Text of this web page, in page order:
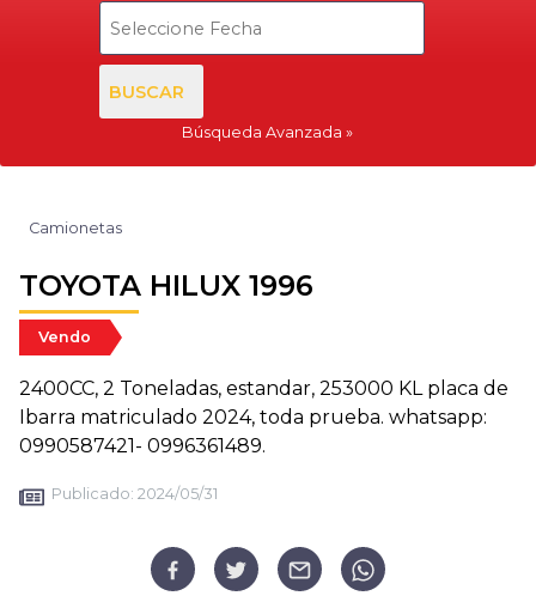
BUSCAR
Búsqueda Avanzada
Camionetas
TOYOTA HILUX 1996
Vendo
2400CC, 2 Toneladas, estandar, 253000 KL placa de
Ibarra matriculado 2024, toda prueba. whatsapp:
0990587421- 0996361489.
Publicado: 2024/05/31